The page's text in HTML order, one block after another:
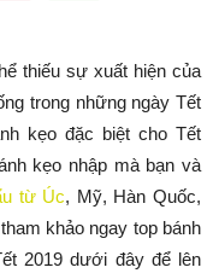
thiếu sự xuất hiện của
trong những ngày Tết
kẹo đặc biệt cho Tết
kẹo nhập mà bạn và
từ Úc, Mỹ, Hàn Quốc,
khảo ngay top bánh
2019 dưới đây để lên